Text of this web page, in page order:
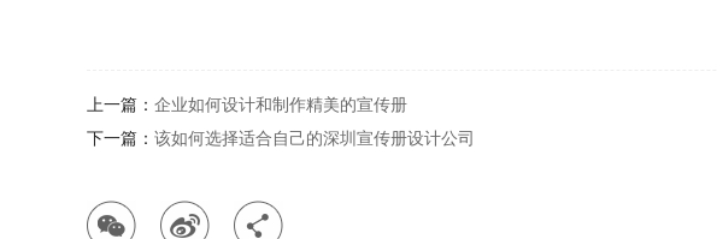
上一篇： 企业如何设计和制作精美的宣传册
下一篇： 该如何选择适合自己的深圳宣传册设计公司